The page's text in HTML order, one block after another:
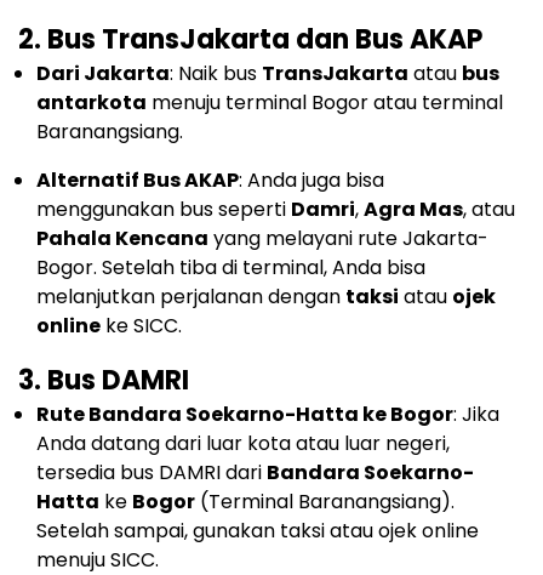
2. Bus TransJakarta dan Bus AKAP
Dari Jakarta: Naik bus TransJakarta atau bus
antarkota menuju terminal Bogor atau terminal
Baranangsiang.
Alternatif Bus AKAP: Anda juga bisa
menggunakan bus seperti Damri,Agra Mas, atau
Pahala Kencana yang melayani rute Jakarta-
Bogor. Setelah tiba di terminal, Anda bisa
melanjutkan perjalanan dengan taksi atau ojek
online ke SICC.
3. Bus DAMRI
Rute Bandara Soekarno-Hatta ke Bogor: Jika
Anda datang dari luar kota atau luar negeri,
tersedia bus DAMRI dari Bandara Soekarno-
Hatta ke Bogor (Terminal Baranangsiang).
Setelah sampai, gunakan taksi atau ojek online
menuju SICC.